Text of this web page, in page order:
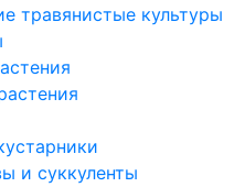
травянистые культуры
и суккуленты